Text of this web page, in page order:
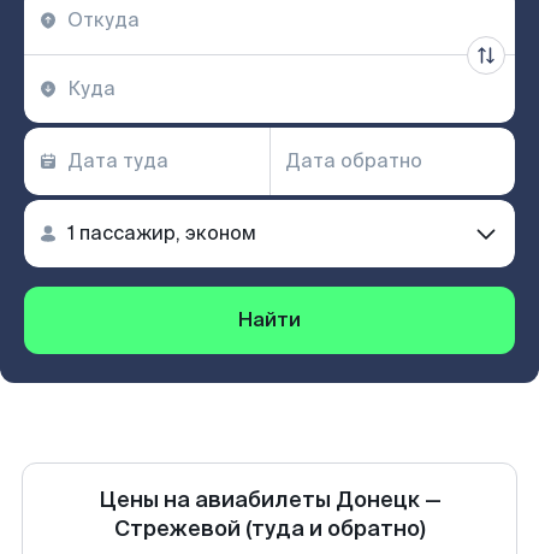
Найти
Цены на авиабилеты Донецк—
Стрежевой (туда и обратно)